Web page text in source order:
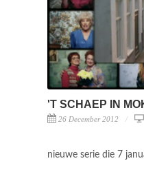
'T SCHAEP IN
26 December 2012
nieuwe serie die 7